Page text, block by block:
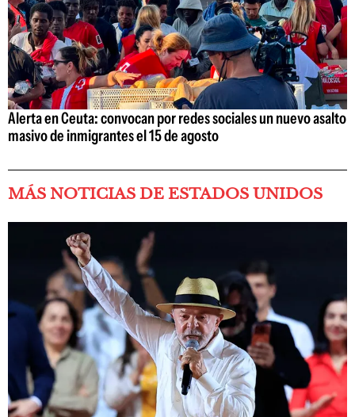
Alerta en Ceuta: convocan por redes sociales un nuevo asalto
masivo de inmigrantes el 15 de agosto
MÁS NOTICIAS DE ESTADOS UNIDOS